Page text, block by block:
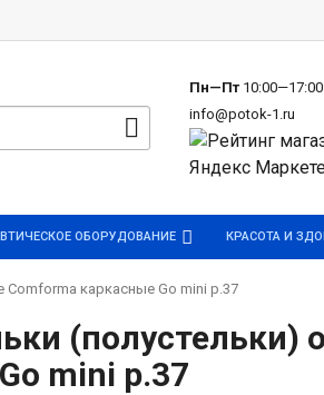
Пн—Пт10:00—17:00
info@potok-1.ru
ОБОРУДОВАНИЕ КРАСОТА И
Comforma каркасные Go mini р.37
(полустельки)
mini р.37